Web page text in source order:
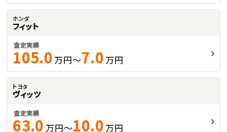
ホンダ
フィット
査定実績
105.0 万円～7.0 万円
トヨタ
ヴィッツ
査定実績
63.0 万円～10.0 万円